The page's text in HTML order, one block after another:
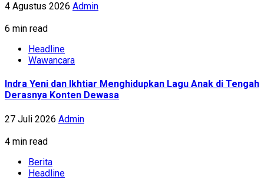
4 Agustus 2026 Admin
6 min read
Headline
Wawancara
Indra Yeni dan Ikhtiar Menghidupkan Lagu Anak di Tengah
Derasnya Konten Dewasa
27 Juli 2026 Admin
4 min read
Berita
Headline